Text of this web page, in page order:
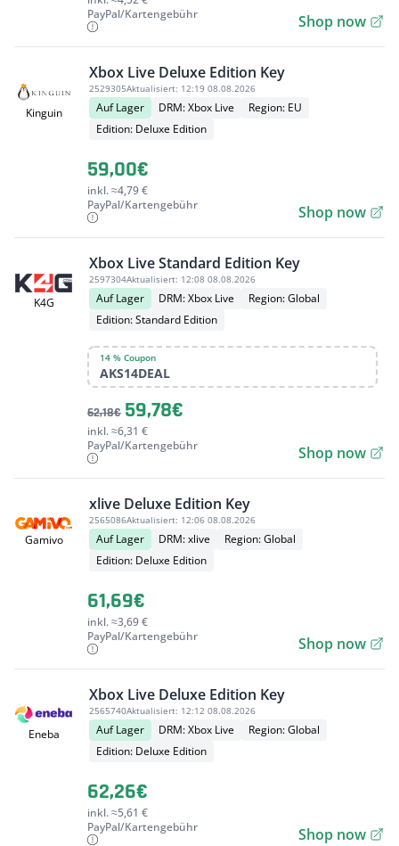
PayPal/Kartengebühr
Shop now
Kinguin
Xbox Live Deluxe Edition Key
2529305Aktualisiert: 12:19 08.08.2026
Auf Lager DRM: Xbox Live
Region: EU
Edition: Deluxe Edition
59,00€
inkl. ≈4,79 €
PayPal/Kartengebühr
Shop now
K4G
Xbox Live Standard Edition Key
2597304Aktualisiert: 12:08 08.08.2026
Auf Lager DRM: Xbox Live
Region: Global
Edition: Standard Edition
14 % Coupon
AKS14DEAL
62,18€ 59,78€
inkl. ≈6,31 €
PayPal/Kartengebühr
Shop now
Gamivo
xlive Deluxe Edition Key
2565086Aktualisiert: 12:06 08.08.2026
Auf Lager DRM: xlive
Region: Global
Edition: Deluxe Edition
61,69€
inkl. ≈3,69 €
PayPal/Kartengebühr
Shop now
Eneba
Xbox Live Deluxe Edition Key
2565740Aktualisiert: 12:12 08.08.2026
Auf Lager DRM: Xbox Live
Region: Global
Edition: Deluxe Edition
62,26€
inkl. ≈5,61 €
PayPal/Kartengebühr
Shop now